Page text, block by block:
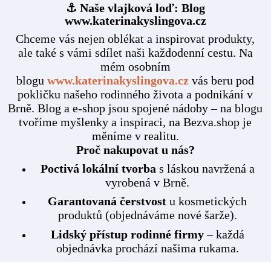
⚓ Naše vlajková loď: Blog
www.katerinakyslingova.cz
Chceme vás nejen oblékat a inspirovat produkty,
ale také s vámi sdílet naši každodenní cestu. Na
mém osobním
bloguwww.katerinakyslingova.cz vás beru pod
pokličku našeho rodinného života a podnikání v
Brně. Blog a e-shop jsou spojené nádoby – na blogu
tvoříme myšlenky a inspiraci, na Bezva.shop je
měníme v realitu.
Proč nakupovat u nás?
Poctivá lokální tvorba s láskou navržená a
vyrobená v Brně.
Garantovaná čerstvost u kosmetických
produktů (objednáváme nové šarže).
Lidský přístup rodinné firmy– každá
objednávka prochází našima rukama.